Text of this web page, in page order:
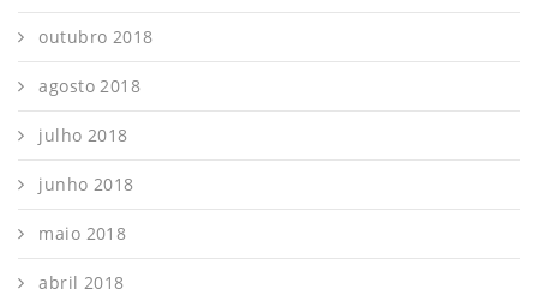
outubro 2018
agosto 2018
julho 2018
junho 2018
maio 2018
abril 2018